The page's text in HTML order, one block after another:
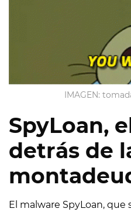
IMAGEN:
SpyLoan,
detrás de
El malware SpyLoan, que